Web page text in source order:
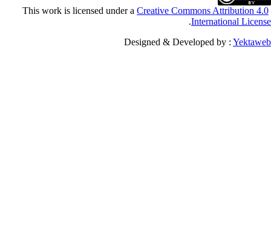
Creative Commons
.
Designed & Developed by :